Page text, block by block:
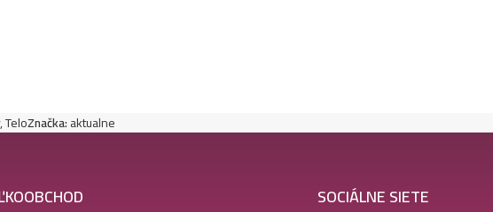
,TeloZnačka:aktualne
SOCIÁLNE SIETE